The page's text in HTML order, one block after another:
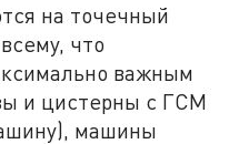
на точечный
что
важным
и цистерны с ГСМ
машины